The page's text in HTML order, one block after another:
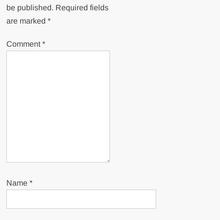
be published. Required fields
are marked*
Comment*
Name*